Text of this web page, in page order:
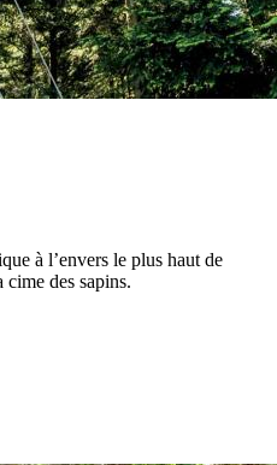
à l’envers le plus haut de
cime des sapins.